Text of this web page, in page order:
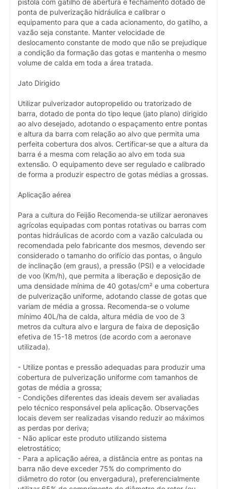
pistola com gatilho de abertura e fechamento dotado de
ponta de pulverização hidráulica e calibrar o
equipamento para que a cada acionamento, do gatilho, a
vazão seja constante. Manter velocidade de
deslocamento constante de modo que não se prejudique
a condição da formação das gotas e mantenha o mesmo
volume de calda em toda a área tratada.
Jato Dirigido
Utilizar pulverizador autopropelido ou tratorizado de
barra, dotado de ponta do tipo leque (jato plano) dirigido
ao alvo desejado, adotando o espaçamento entre pontas
e altura da barra com relação ao alvo que permita uma
perfeita cobertura dos alvos. Certificar-se que a altura da
barra é a mesma com relação ao alvo em toda sua
extensão. O equipamento deve ser regulado e calibrado
de forma a produzir espectro de gotas médias a grossas.
Aplicação aérea
Para a cultura do Feijão Recomenda-se utilizar aeronaves
agrícolas equipadas com pontas rotativas ou barras com
pontas hidráulicas de acordo com a vazão calculada ou
recomendada pelo fabricante dos mesmos, devendo ser
considerado o tamanho do orifício das pontas, o ângulo
de inclinação (em graus), a pressão (PSI) e a velocidade
de voo (Km/h), que permita a liberação e deposição de
uma densidade mínima de 40 gotas/cm² e uma cobertura
de pulverização uniforme, adotando classe de gotas que
variam de média a grossa. Recomenda-se o volume
mínimo 40L/ha de calda, altura média de voo de 3
metros da cultura alvo e largura de faixa de deposição
efetiva de 15-18 metros (de acordo com a aeronave
utilizada).
- Utilize pontas e pressão adequadas para produzir uma
cobertura de pulverização uniforme com tamanhos de
gotas de média a grossa;
- Condições diferentes das ideais devem ser avaliadas
pelo técnico responsável pela aplicação. Observações
locais devem ser realizadas visando reduzir ao máximos
as perdas por deriva;
- Não aplicar este produto utilizando sistema
eletrostático;
- Para a aplicação aérea, a distância entre as pontas na
barra não deve exceder 75% do comprimento do
diâmetro do rotor (ou envergadura), preferencialmente